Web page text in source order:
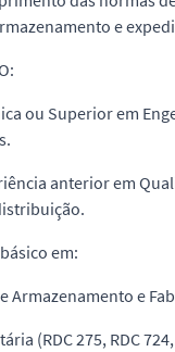
e
ou Superior em
anterior em
em:
Armazenamento e
(RDC 275, RDC